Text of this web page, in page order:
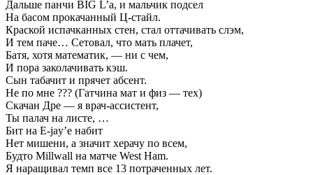
Дальше панчи BIG L’a, и мальчик подсел
На басом прокачанный Ц-стайл.
Краской испачканных стен, стал оттачивать слэм,
И тем паче… Сетовал, что мать плачет,
Батя, хотя математик, — ни с чем,
И пора заколачивать кэш.
Сын табачит и прячет абсент.
Не по мне ??? (Гатчина мат и физ — тех)
Скачан Дре — я врач-ассистент,
Ты палач на листе, …
Бит на E-jay’е набит
Нет мишени, а значит херачу по всем,
Будто Millwall на матче West Ham.
Я наращивал темп все 13 потраченных лет.